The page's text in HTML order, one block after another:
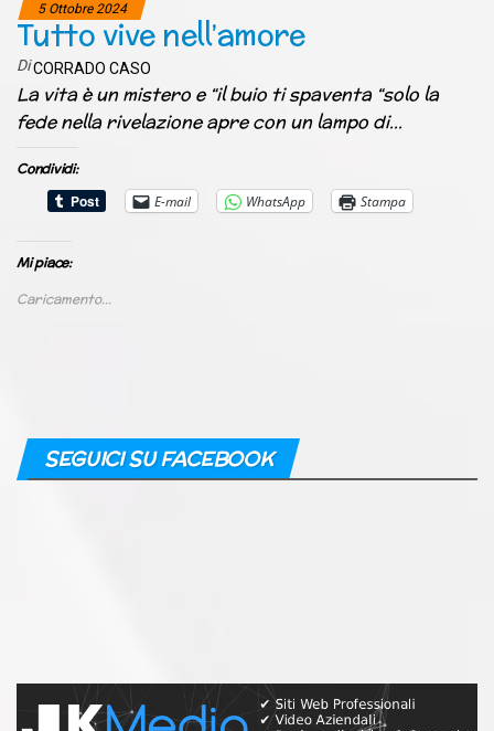
5 Ottobre 2024
Tutto vive nell’amore
DiCORRADO CASO
La vita è un mistero e “il buio ti spaventa “solo la
fede nella rivelazione apre con un lampo di…
Condividi:
E-mail
WhatsApp Stampa
Mi piace:
Caricamento...
SEGUICI SU FACEBOOK